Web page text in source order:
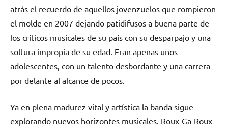
atrás el recuerdo de aquellos jovenzuelos que rompieron
el molde en 2007 dejando patidifusos a buena parte de
los críticos musicales de su país con su desparpajo y una
soltura impropia de su edad. Eran apenas unos
adolescentes, con un talento desbordante y una carrera
por delante al alcance de pocos.
Ya en plena madurez vital y artística la banda sigue
explorando nuevos horizontes musicales. Roux-Ga-Roux